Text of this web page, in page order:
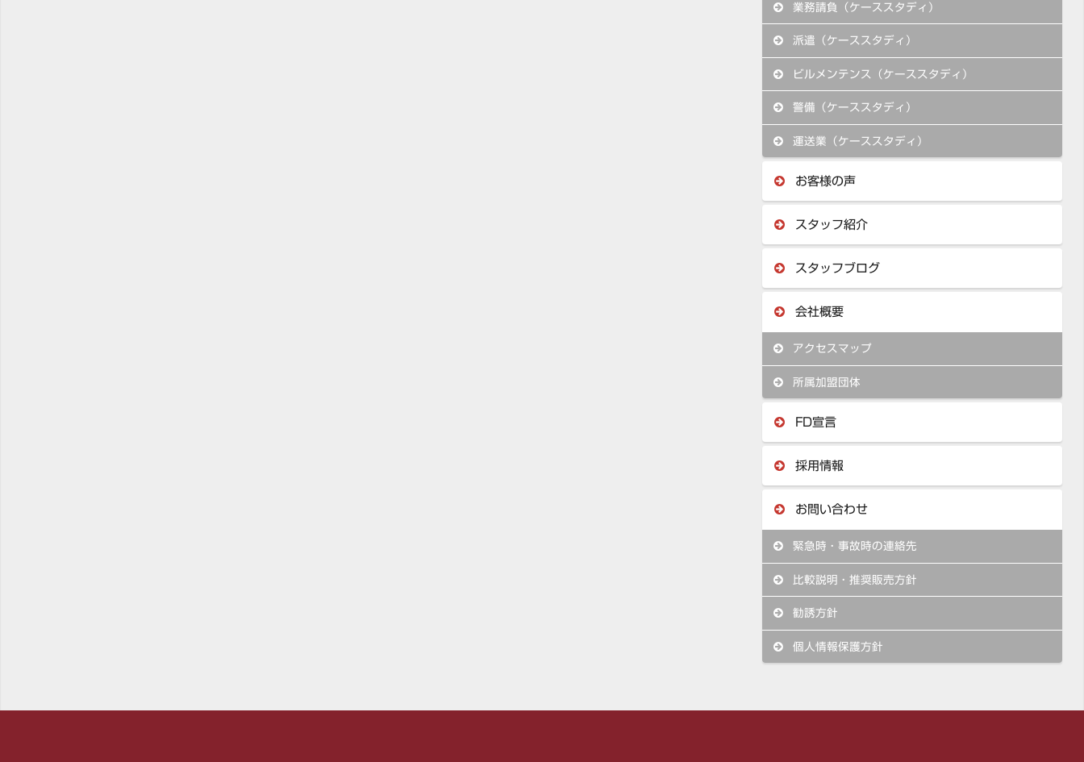
業務請負（ケーススタディ）
派遣（ケーススタディ）
ビルメンテンス（ケーススタディ）
警備（ケーススタディ）
運送業（ケーススタディ）
お客様の声
スタッフ紹介
スタッフブログ
会社概要
アクセスマップ
所属加盟団体
FD宣言
採用情報
お問い合わせ
緊急時・事故時の連絡先
比較説明・推奨販売方針
勧誘方針
個人情報保護方針